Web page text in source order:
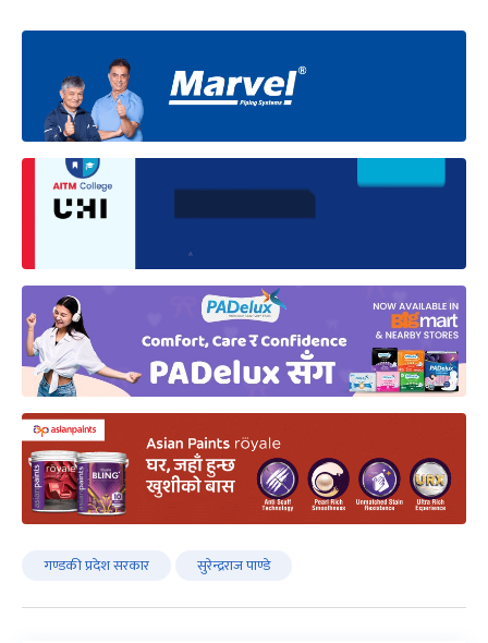
गण्डकी प्रदेश सरकार सुरेन्द्रराज पाण्डे